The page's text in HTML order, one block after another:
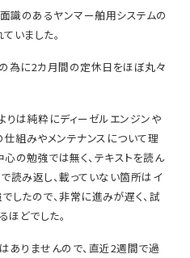
識のあるヤンマー舶用システムの
いました。
為に2カ月間の定休日をほぼ丸々
りは純粋にディーゼルエンジンや
仕組みやメンテナンスについて理
の勉強では無く、テキストを読ん
読み返し、載っていない箇所はイ
したので、非常に進みが遅く、試
どでした。
ありませんので、直近2週間で過